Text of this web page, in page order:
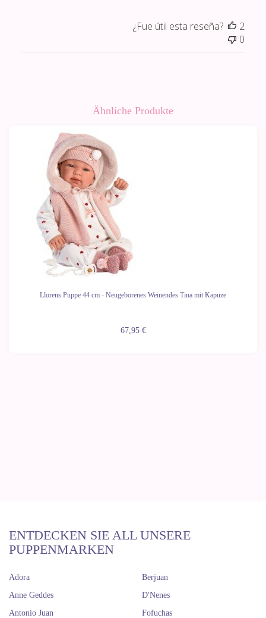
¿Fue útil esta reseña?
2
0
Ähnliche Produkte
Llorens Puppe 44 cm - Neugeborenes Weinendes Tina mit Kapuze
67,95 €
ENTDECKEN SIE ALL UNSERE
PUPPENMARKEN
Adora
Anne Geddes
Antonio Juan
Berjuan
D'Nenes
Fofuchas